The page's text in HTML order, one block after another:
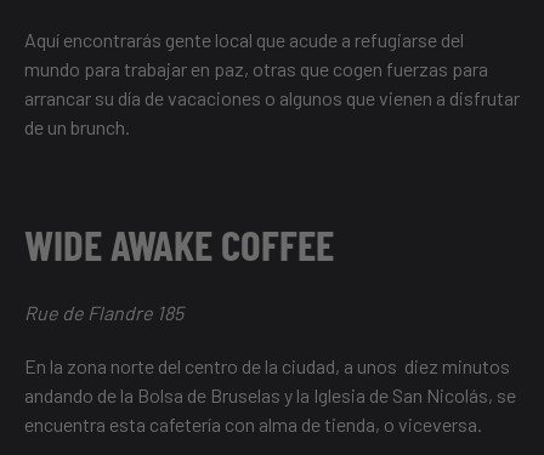
Aquí encontrarás gente local que acude a refugiarse del
mundo para trabajar en paz, otras que cogen fuerzas para
arrancar su día de vacaciones o algunos que vienen a disfrutar
de un brunch.
WIDE AWAKE COFFEE
Rue de Flandre 185
En la zona norte del centro de la ciudad, a unos diez minutos
andando de la Bolsa de Bruselas y la Iglesia de San Nicolás, se
encuentra esta cafetería con alma de tienda, o viceversa.